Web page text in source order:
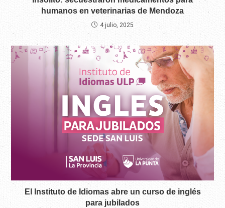
humanos en veterinarias de Mendoza
4 julio, 2025
El Instituto de Idiomas abre un curso de inglés
para jubilados